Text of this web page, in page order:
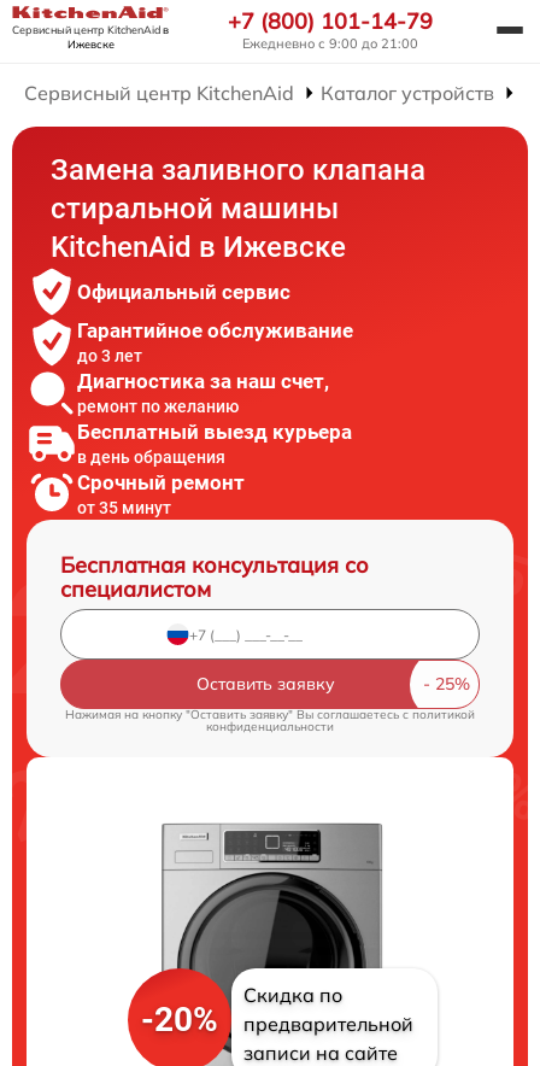
Сервисный центр KitchenAidв
Ижевске
+7 (800) 101-14-79
Ежедневно с 9:00 до 21:00
Сервисный центр KitchenAid Каталог устройств
Замена заливного клапана
стиральной машины
KitchenAid в Ижевске
Официальный сервис
Гарантийное обслуживание
до 3 лет
Диагностика за наш счет,
ремонт по желанию
Бесплатный выезд курьера
в день обращения
Срочный ремонт
от 35 минут
Бесплатная консультация со
специалистом
Оставить заявку
Нажимая на кнопку "Оставить заявку" Вы соглашаетесь cполитикой
конфиденциальности
-20%
Скидка по
предварительной
записи на сайте